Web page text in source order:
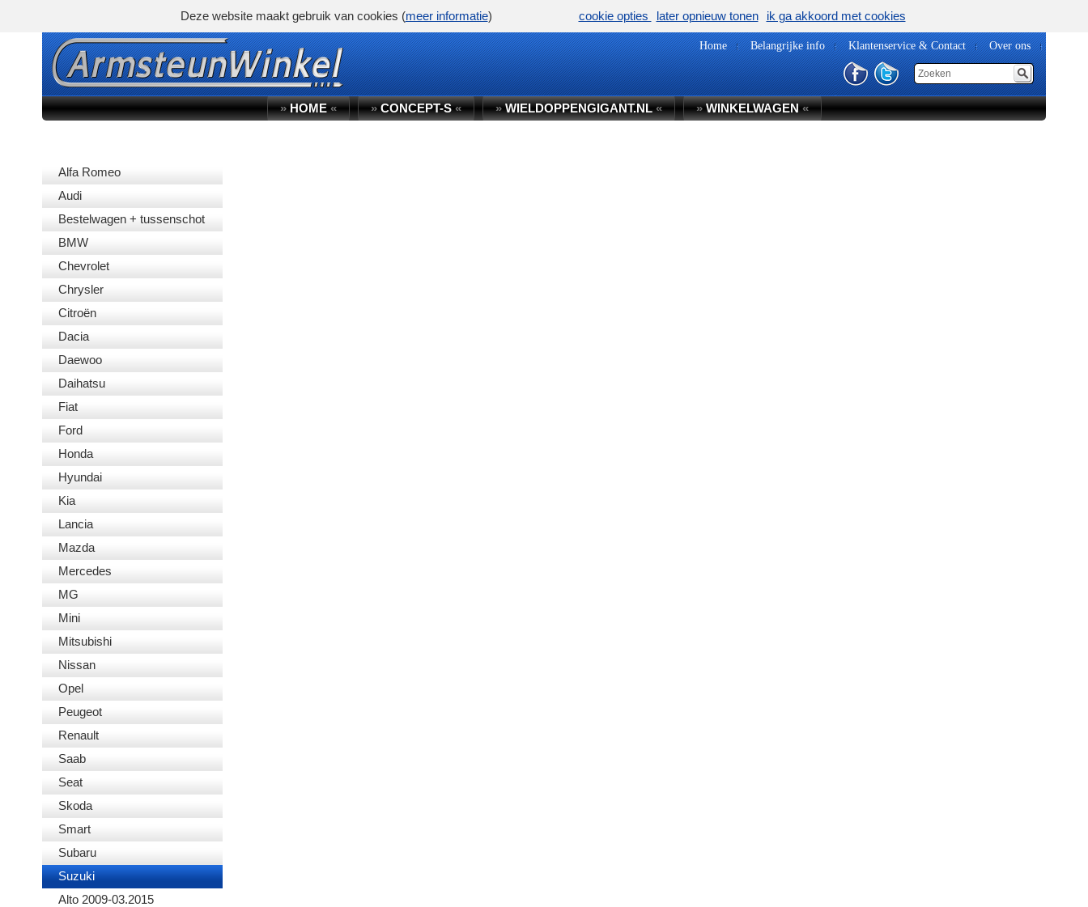
Home Belangrijke info Klantenservice & Contact Over ons
»HOME« »CONCEPT-S« »WIELDOPPENGIGANT.NL« »WINKELWAGEN«
Alfa Romeo
Audi
Bestelwagen + tussenschot
BMW
Chevrolet
Chrysler
Citroën
Dacia
Daewoo
Daihatsu
Fiat
Ford
Honda
Hyundai
Kia
Lancia
Mazda
Mercedes
MG
Mini
Mitsubishi
Nissan
Opel
Peugeot
Renault
Saab
Seat
Skoda
Smart
Subaru
Suzuki
Alto 2009-03.2015
Deze website maakt gebruik van cookies (meer informatie) cookie opties later opnieuw tonen ik ga akkoord met cookies